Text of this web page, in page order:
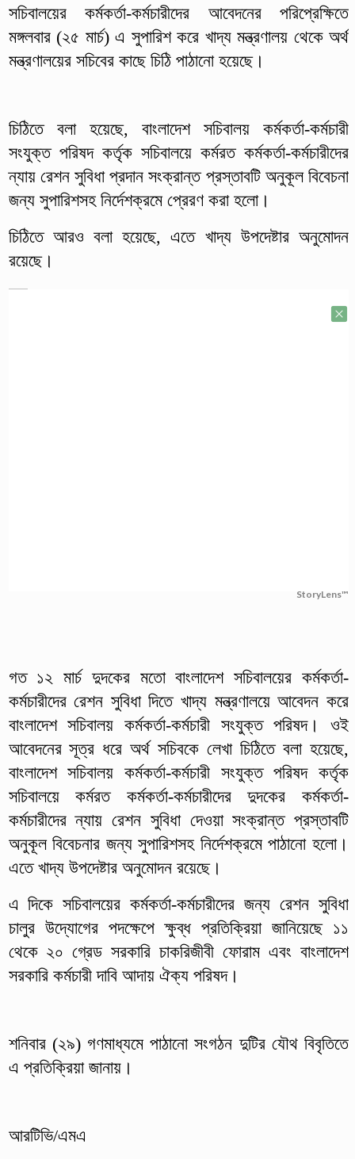
সচিবালয়ের কর্মকর্তা-কর্মচারীদের আবেদনের পরিপ্রেক্ষিতে
মঙ্গলবার (২৫ মার্চ) এ সুপারিশ করে খাদ্য মন্ত্রণালয় থেকে অর্থ
মন্ত্রণালয়ের সচিবের কাছে চিঠি পাঠানো হয়েছে।
চিঠিতে বলা হয়েছে, বাংলাদেশ সচিবালয় কর্মকর্তা-কর্মচারী
সংযুক্ত পরিষদ কর্তৃক সচিবালয়ে কর্মরত কর্মকর্তা-কর্মচারীদের
ন্যায় রেশন সুবিধা প্রদান সংক্রান্ত প্রস্তাবটি অনুকূল বিবেচনা
জন্য সুপারিশসহ নির্দেশক্রমে প্রেরণ করা হলো।
চিঠিতে আরও বলা হয়েছে, এতে খাদ্য উপদেষ্টার অনুমোদন
রয়েছে।
StoryLens™
গত ১২ মার্চ দুদকের মতো বাংলাদেশ সচিবালয়ের কর্মকর্তা-
কর্মচারীদের রেশন সুবিধা দিতে খাদ্য মন্ত্রণালয়ে আবেদন করে
বাংলাদেশ সচিবালয় কর্মকর্তা-কর্মচারী সংযুক্ত পরিষদ। ওই
আবেদনের সূত্র ধরে অর্থ সচিবকে লেখা চিঠিতে বলা হয়েছে,
বাংলাদেশ সচিবালয় কর্মকর্তা-কর্মচারী সংযুক্ত পরিষদ কর্তৃক
সচিবালয়ে কর্মরত কর্মকর্তা-কর্মচারীদের দুদকের কর্মকর্তা-
কর্মচারীদের ন্যায় রেশন সুবিধা দেওয়া সংক্রান্ত প্রস্তাবটি
অনুকূল বিবেচনার জন্য সুপারিশসহ নির্দেশক্রমে পাঠানো হলো।
এতে খাদ্য উপদেষ্টার অনুমোদন রয়েছে।
এ দিকে সচিবালয়ের কর্মকর্তা-কর্মচারীদের জন্য রেশন সুবিধা
চালুর উদ্যোগের পদক্ষেপে ক্ষুব্ধ প্রতিক্রিয়া জানিয়েছে ১১
থেকে ২০ গ্রেড সরকারি চাকরিজীবী ফোরাম এবং বাংলাদেশ
সরকারি কর্মচারী দাবি আদায় ঐক্য পরিষদ।
শনিবার (২৯) গণমাধ্যমে পাঠানো সংগঠন দুটির যৌথ বিবৃতিতে
এ প্রতিক্রিয়া জানায়।
আরটিভি/এমএ